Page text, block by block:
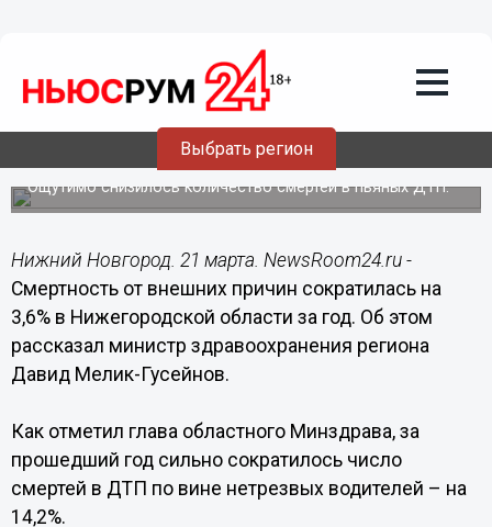
Выбрать регион
Смертность от внешних причин
сократилась на 3,6% в Нижегородской
Ощутимо снизилось количество смертей в пьяных ДТП.
Нижний Новгород. 21 марта. NewsRoom24.ru -
Смертность от внешних причин сократилась на
3,6% в Нижегородской области за год. Об этом
рассказал министр здравоохранения региона
Давид Мелик-Гусейнов.
Как отметил глава областного Минздрава, за
прошедший год сильно сократилось число
смертей в ДТП по вине нетрезвых водителей – на
14,2%.